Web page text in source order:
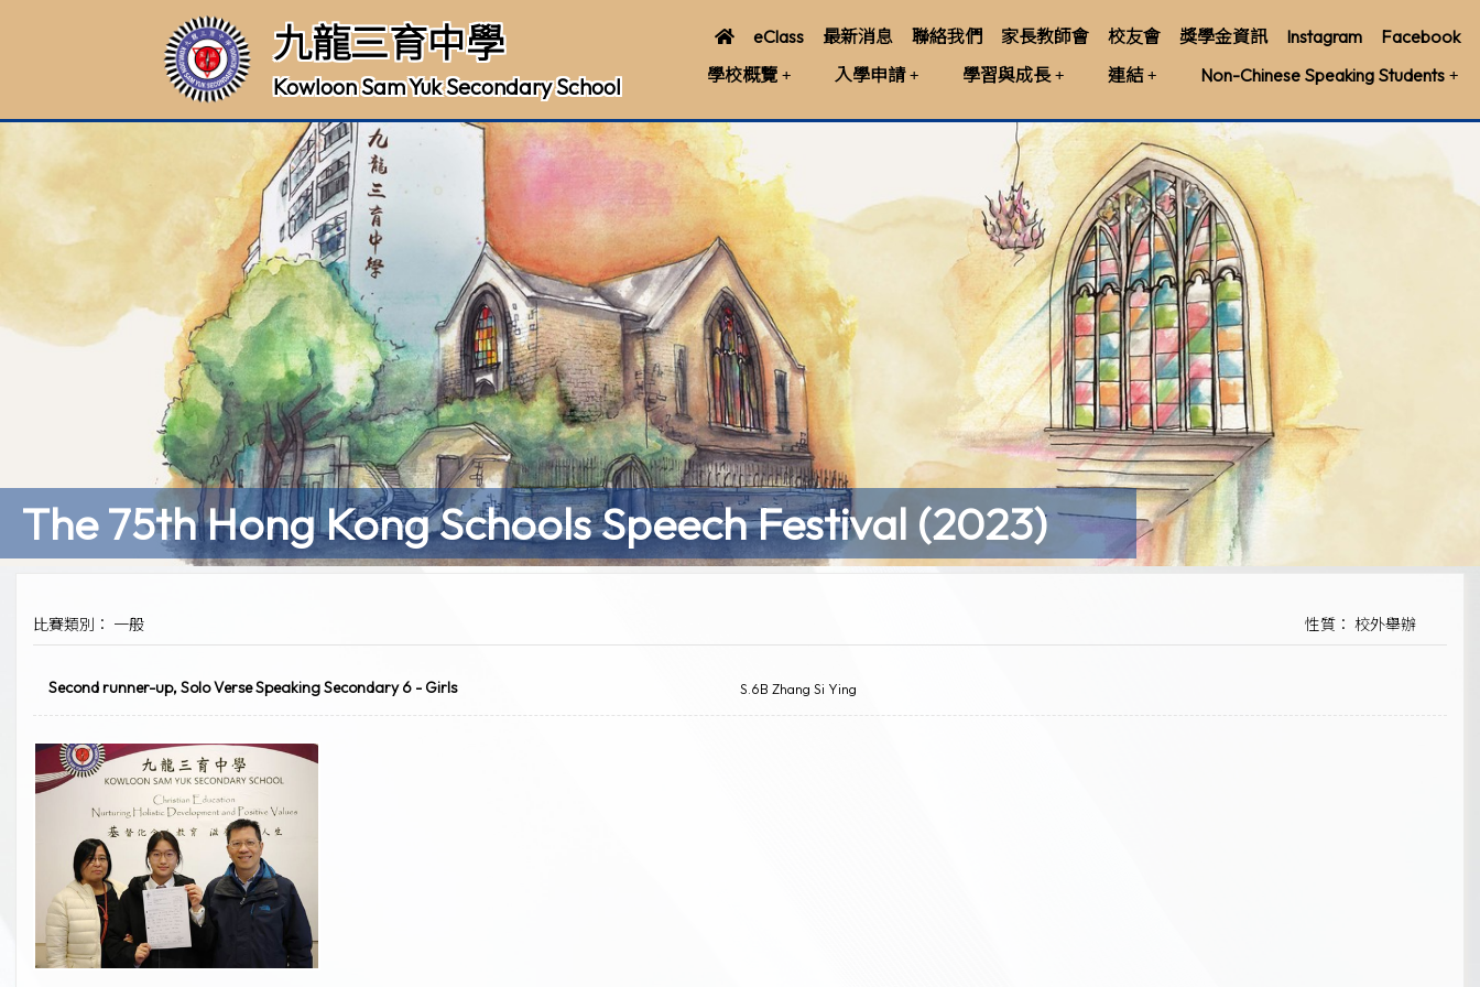
九龍三育中學
Kowloon Sam Yuk Secondary School
eClass 最新消息 聯絡我們 家長教師會 校友會 獎學金資訊 Instagram
Facebook
學校概覽
入學申請 學習與成長 連結 Non-Chinese Speaking Students
The 75th Hong Kong Schools Speech Festival (2023)
比賽類別： 一般 性質： 校外舉辦
Second runner-up, Solo Verse Speaking Secondary 6 - Girls S.6B Zhang Si Ying